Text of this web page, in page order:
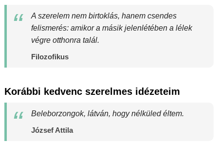
A szerelem nem birtoklás, hanem csendes
felismerés: amikor a másik jelenlétében a lélek
végre otthonra talál.
Filozofikus
Korábbi kedvenc szerelmes idézeteim
Beleborzongok, látván, hogy nélküled éltem.
József Attila